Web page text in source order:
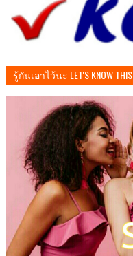
รู้กันเอาไว้นะ LET'S KNOW THIS